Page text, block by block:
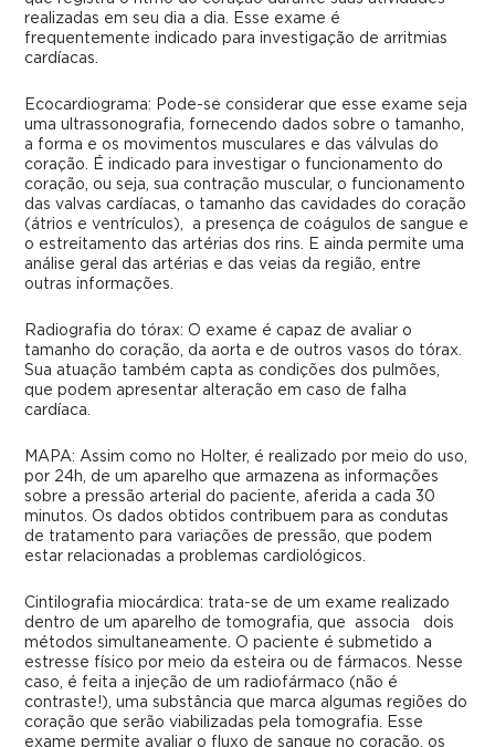
realizadas em seu dia a dia. Esse exame é
frequentemente indicado para investigação de arritmias
cardíacas.
Ecocardiograma: Pode-se considerar que esse exame seja
uma ultrassonografia, fornecendo dados sobre o tamanho,
a forma e os movimentos musculares e das válvulas do
coração. É indicado para investigar o funcionamento do
coração, ou seja, sua contração muscular, o funcionamento
das valvas cardíacas, o tamanho das cavidades do coração
(átrios e ventrículos), a presença de coágulos de sangue e
o estreitamento das artérias dos rins. E ainda permite uma
análise geral das artérias e das veias da região, entre
outras informações.
Radiografia do tórax: O exame é capaz de avaliar o
tamanho do coração, da aorta e de outros vasos do tórax.
Sua atuação também capta as condições dos pulmões,
que podem apresentar alteração em caso de falha
cardíaca.
MAPA: Assim como no Holter, é realizado por meio do uso,
por 24h, de um aparelho que armazena as informações
sobre a pressão arterial do paciente, aferida a cada 30
minutos. Os dados obtidos contribuem para as condutas
de tratamento para variações de pressão, que podem
estar relacionadas a problemas cardiológicos.
Cintilografia miocárdica: trata-se de um exame realizado
dentro de um aparelho de tomografia, que associa dois
métodos simultaneamente. O paciente é submetido a
estresse físico por meio da esteira ou de fármacos. Nesse
caso, é feita a injeção de um radiofármaco (não é
contraste!), uma substância que marca algumas regiões do
coração que serão viabilizadas pela tomografia. Esse
exame permite avaliar o fluxo de sangue no coração, os